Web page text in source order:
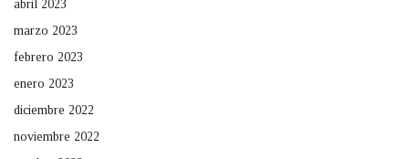
abril 2023
marzo 2023
febrero 2023
enero 2023
diciembre 2022
noviembre 2022